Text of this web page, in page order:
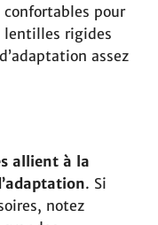
pour
lentilles rigides
assez
allient à la
. Si
notez